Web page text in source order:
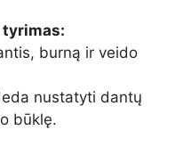
tyrimas:
burną ir veido
nustatyti dantų
būklę.